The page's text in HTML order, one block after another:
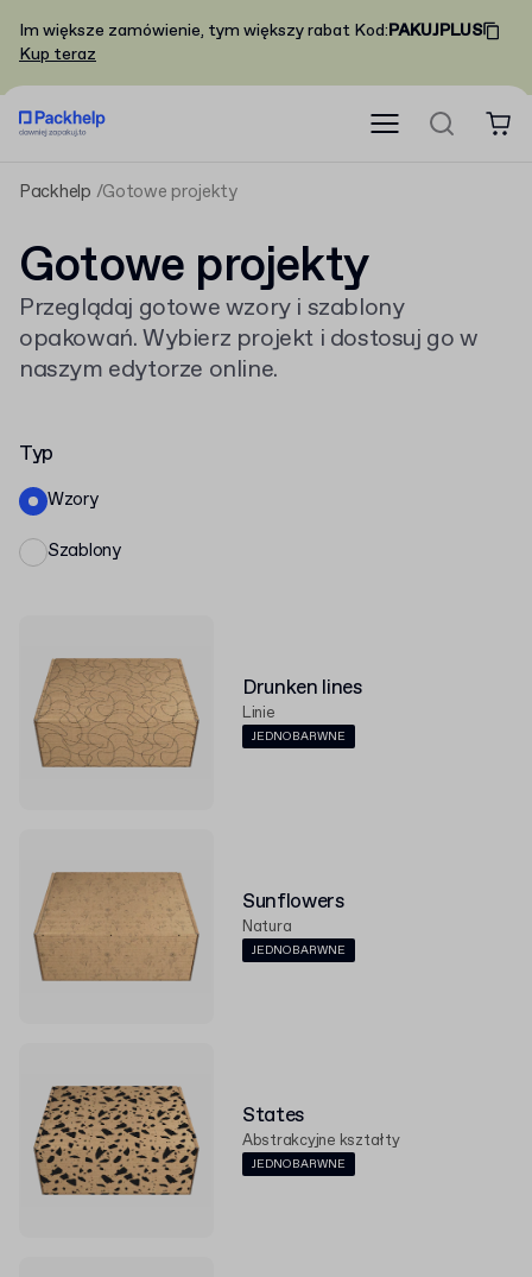
Im większe zamówienie, tym większy rabat Kod:PAKUJPLUS
Kup teraz
Packhelp Gotowe projekty
Gotowe projekty
Przeglądaj gotowe wzory i szablony
opakowań. Wybierz projekt i dostosuj go w
naszym edytorze online.
Typ
Wzory
Szablony
Drunken lines
Linie
JEDNOBARWNE
Sunflowers
Natura
JEDNOBARWNE
States
Abstrakcyjne kształty
JEDNOBARWNE